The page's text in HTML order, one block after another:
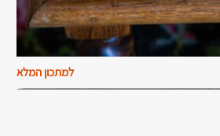
למתכון המלא